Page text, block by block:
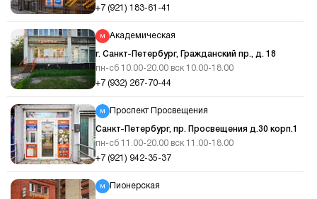
+7 (921) 183-61-41
Академическая
г. Санкт-Петербург, Гражданский пр., д. 18
пн-сб 10.00-20.00 вск 10.00-18.00
+7 (932) 267-70-44
Проспект Просвещения
Санкт-Петербург, пр. Просвещения д.30 корп.1
пн-сб 11.00-20.00 вск 11.00-18.00
+7 (921) 942-35-37
Пионерская